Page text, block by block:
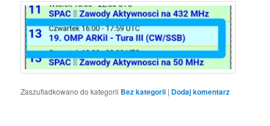
Zaszufladkowano do kategorii Bez kategorii | Dodaj komentarz